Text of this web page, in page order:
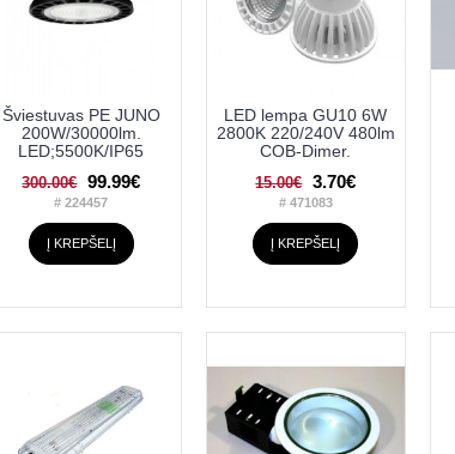
Šviestuvas PE JUNO
200W/30000lm.
LED;5500K/IP65
300.00€ 99.99€
# 224457
Į KREPŠELĮ
LED lempa GU10 6W
2800K 220/240V 480lm
COB-Dimer.
15.00€ 3.70€
# 471083
Į KREPŠELĮ